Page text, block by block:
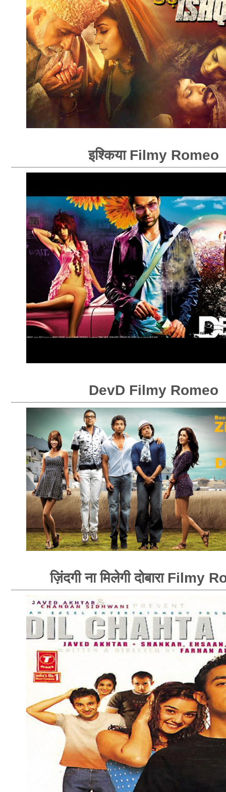
इश्किया Filmy Romeo
DevD Filmy Romeo
ज़िंदगी ना मिलेगी दोबारा Filmy